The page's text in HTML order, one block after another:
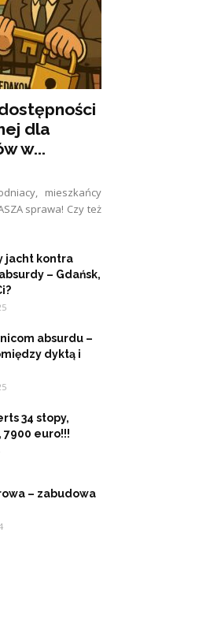
dla
w...
mieszkańcy
sprawa! Czy też
jacht kontra
– Gdańsk,
absurdu –
dyktą i
34 stopy,
euro!!!
– zabudowa